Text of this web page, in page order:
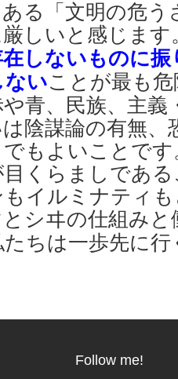
る「文明の危
厳しいと感じ
しないものに
ないことが最も
青、民族、主義
陰謀論の有無、
もよいことです
くらましであ
もイルミナティ
シヰの仕組みと
ちは一歩先に
Follow me!